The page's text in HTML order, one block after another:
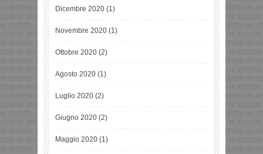
Dicembre 2020 (1)
Novembre 2020 (1)
Ottobre 2020 (2)
Agosto 2020 (1)
Luglio 2020 (2)
Giugno 2020 (2)
Maggio 2020 (1)